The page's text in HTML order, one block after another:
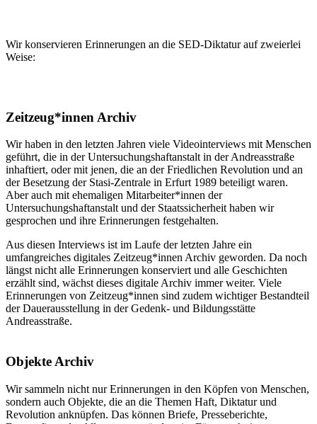
Wir konservieren Erinnerungen an die SED-Diktatur auf zweierlei
Weise:
Zeitzeug*innen Archiv
Wir haben in den letzten Jahren viele Videointerviews mit Menschen
geführt, die in der Untersuchungshaftanstalt in der Andreasstraße
inhaftiert, oder mit jenen, die an der Friedlichen Revolution und an
der Besetzung der Stasi-Zentrale in Erfurt 1989 beteiligt waren.
Aber auch mit ehemaligen Mitarbeiter*innen der
Untersuchungshaftanstalt und der Staatssicherheit haben wir
gesprochen und ihre Erinnerungen festgehalten.
Aus diesen Interviews ist im Laufe der letzten Jahre ein
umfangreiches digitales Zeitzeug*innen Archiv geworden. Da noch
längst nicht alle Erinnerungen konserviert und alle Geschichten
erzählt sind, wächst dieses digitale Archiv immer weiter. Viele
Erinnerungen von Zeitzeug*innen sind zudem wichtiger Bestandteil
der Dauerausstellung in der Gedenk- und Bildungsstätte
Andreasstraße.
Objekte Archiv
Wir sammeln nicht nur Erinnerungen in den Köpfen von Menschen,
sondern auch Objekte, die an die Themen Haft, Diktatur und
Revolution anknüpfen. Das können Briefe, Presseberichte,